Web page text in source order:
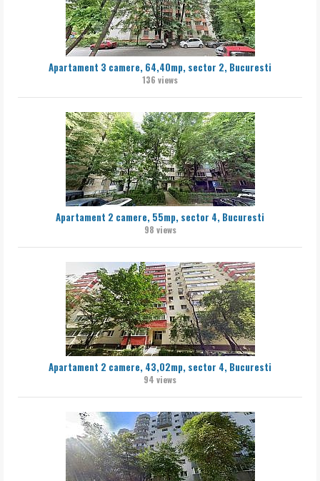
Apartament 3 camere, 64,40mp, sector 2, Bucuresti
136 views
Apartament 2 camere, 55mp, sector 4, Bucuresti
98 views
Apartament 2 camere, 43,02mp, sector 4, Bucuresti
94 views